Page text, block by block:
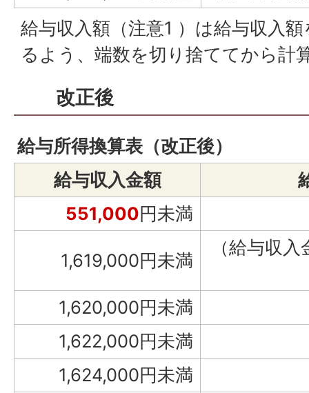
給与収入額（注意1 ）は給与収入
るよう、端数を切り捨ててから計
改正後
給与所得換算表（改正後）
給与収入金額
551,000円未満
1,619,000円未満
（給与
1,620,000円未満
1,622,000円未満
1,624,000円未満